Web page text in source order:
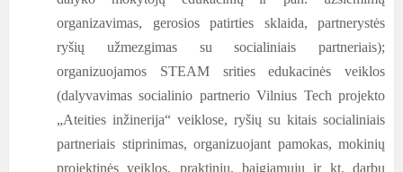
organizavimas, gerosios patirties sklaida, partnerystės
ryšių užmezgimas su socialiniais partneriais);
organizuojamos STEAM srities edukacinės veiklos
(dalyvavimas socialinio partnerio Vilnius Tech projekto
„Ateities inžinerija“ veiklose, ryšių su kitais socialiniais
partneriais stiprinimas, organizuojant pamokas, mokinių
projektinės veiklos, praktinių, baigiamųjų ir kt. darbų